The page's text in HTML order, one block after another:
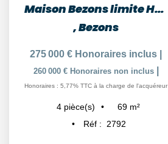
Maison Bezons limite Houilles 4 pièces, 86 m²
,Bezons
275 000 € Honoraires inclus
260 000 € Honoraires non inclus
Honoraires : 5,77% TTC à la charge de l'acquéreur
4 pièce(s) 69 m²
Réf :
2792